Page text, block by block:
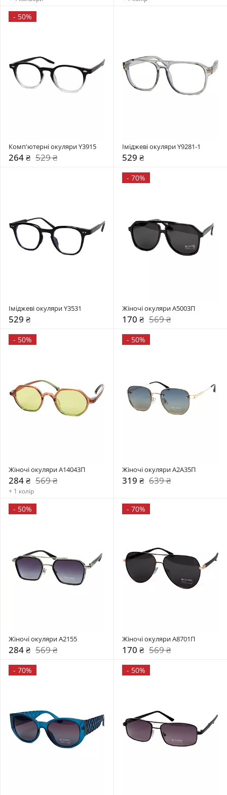
- 50%
Комп'ютерні окуляри Y3915
264 ₴ 529 ₴
Іміджеві окуляри Y9281-1
529 ₴
Іміджеві окуляри Y3531
529 ₴
- 70%
Жіночі окуляри A5003П
170 ₴ 569 ₴
- 50%
Жіночі окуляри A14043П
284 ₴ 569 ₴
+ 1 колір
- 50%
Жіночі окуляри A2A35П
319 ₴ 639 ₴
- 50%
Жіночі окуляри A2155
284 ₴ 569 ₴
- 70%
Жіночі окуляри А8701П
170 ₴ 569 ₴
- 70% - 50%